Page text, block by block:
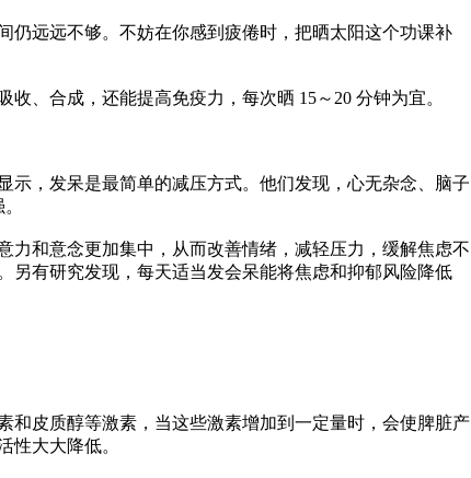
远远不够。不妨在你感到疲倦时，把晒太阳这个功课补
合成，还能提高免疫力，每次晒 15～20 分钟为宜。
，发呆是最简单的减压方式。他们发现，心无杂念、脑子
和意念更加集中，从而改善情绪，减轻压力，缓解焦虑不
另有研究发现，每天适当发会呆能将焦虑和抑郁风险降低
皮质醇等激素，当这些激素增加到一定量时，会使脾脏产
性大大降低。